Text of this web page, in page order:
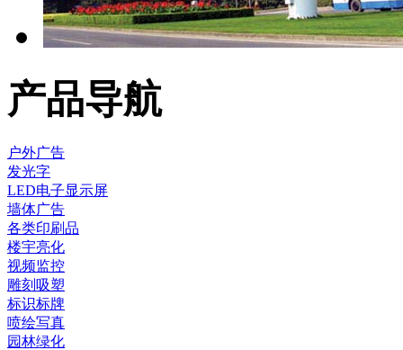
产品导航
户外广告
发光字
LED电子显示屏
墙体广告
各类印刷品
楼宇亮化
视频监控
雕刻吸塑
标识标牌
喷绘写真
园林绿化